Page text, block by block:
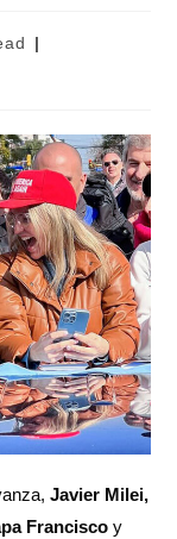
Javier Milei,
Franciscoy